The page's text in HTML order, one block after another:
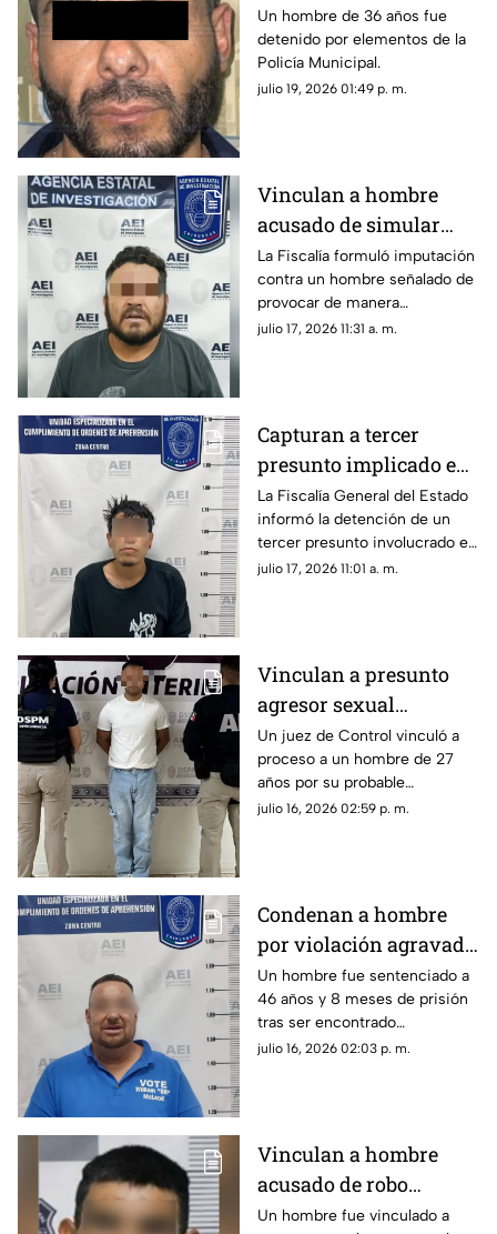
tras operativo en la
colonia Sierra Azul
Un hombre de 36 años fue
detenido por elementos de la
Policía Municipal.
julio 19, 2026 01:49 p. m.
Vinculan a hombre
acusado de simular
volcadura para
intentar asesinar a su
familia en Parral
La Fiscalía formuló imputación
contra un hombre señalado de
provocar de manera
intencional una volcadura en la
julio 17, 2026 11:31 a. m.
Capturan a tercer
presunto implicado en
caso de cuerpo sin vida
en Las Curvas del
Perico
La Fiscalía General del Estado
informó la detención de un
tercer presunto involucrado en
un caso de desaparición
julio 17, 2026 11:01 a. m.
Vinculan a presunto
agresor sexual
investigado por
ataques contra cinco
mujeres en Chihuahua
Un juez de Control vinculó a
proceso a un hombre de 27
años por su probable
participación en diversos
julio 16, 2026 02:59 p. m.
Condenan a hombre
por violación agravada
contra una adolescente
en Chihuahua
Un hombre fue sentenciado a
46 años y 8 meses de prisión
tras ser encontrado
responsable del delito de
julio 16, 2026 02:03 p. m.
Vinculan a hombre
acusado de robo
agravado contra
Un hombre fue vinculado a